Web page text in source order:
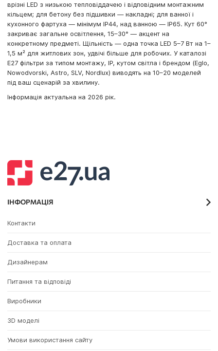
врізні LED з низькою тепловіддачею і відповідним монтажним
кільцем; для бетону без підшивки — накладні; для ванної і
кухонного фартуха — мінімум IP44, над ванною — IP65. Кут 60°
закриває загальне освітлення, 15–30° — акцент на
конкретному предметі. Щільність — одна точка LED 5–7 Вт на 1–
1,5 м² для житлових зон, удвічі більше для робочих. У каталозі
E27 фільтри за типом монтажу, IP, кутом світла і брендом (Eglo,
Nowodvorski, Astro, SLV, Nordlux) виводять на 10–20 моделей
під ваш сценарій за хвилину.
Інформація актуальна на 2026 рік.
ІНФОРМАЦІЯ
Контакти
Доставка та оплата
Дизайнерам
Питання та відповіді
Виробники
3D моделі
Умови використання сайту